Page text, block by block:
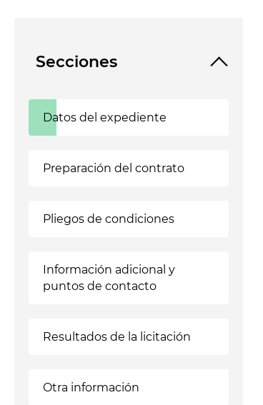
Secciones
Datos del expediente
Preparación del contrato
Pliegos de condiciones
Información adicional y
puntos de contacto
Resultados de la licitación
Otra información